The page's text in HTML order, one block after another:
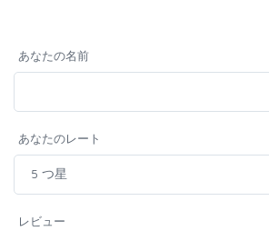
あなたの名前
あなたのレート
レビュー